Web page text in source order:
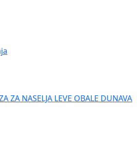
ZA NASELJA LEVE OBALE DUNAVA